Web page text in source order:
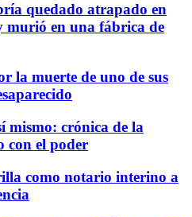
quedado atrapado en
en una fábrica de
la muerte de uno de sus
mismo: crónica de la
con el poder
como notario interino a